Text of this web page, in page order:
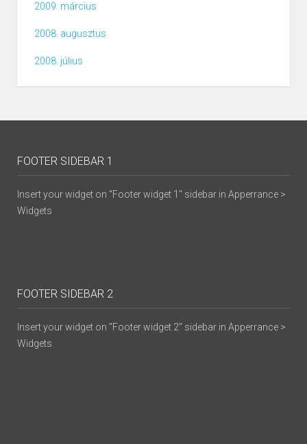
2009. március
2008. augusztus
2008. július
FOOTER SIDEBAR 1
Insert your widget on "Footer widget 1" sidebar in Apperrance >
Widgets
FOOTER SIDEBAR 2
Insert your widget on "Footer widget 2" sidebar in Apperrance >
Widgets